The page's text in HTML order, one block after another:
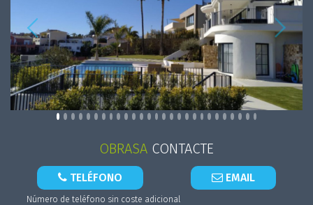
OBRASA CONTACTE
TELÉFONO
Número de teléfono sin coste adicional
EMAIL